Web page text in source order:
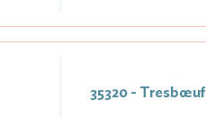
35320 - Tresbœuf